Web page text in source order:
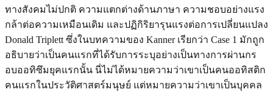
ทางสังคมไม่ปกติ ความแตกต่างด้านภาษา ความชอบอย่างแรง
กล้าต่อความเหมือนเดิม และปฏิกิริยารุนแรงต่อการเปลี่ยนแปลง
Donald Triplett ซึ่งในบทความของ Kanner เรียกว่า Case 1 มักถูก
อธิบายว่าเป็นคนแรกที่ได้รับการระบุอย่างเป็นทางการผ่านกร
อบออทิซึมยุคแรกนั้น นี่ไม่ได้หมายความว่าเขาเป็นคนออทิสติก
คนแรกในประวัติศาสตร์มนุษย์ แต่หมายความว่าเขาเป็นบุคคล